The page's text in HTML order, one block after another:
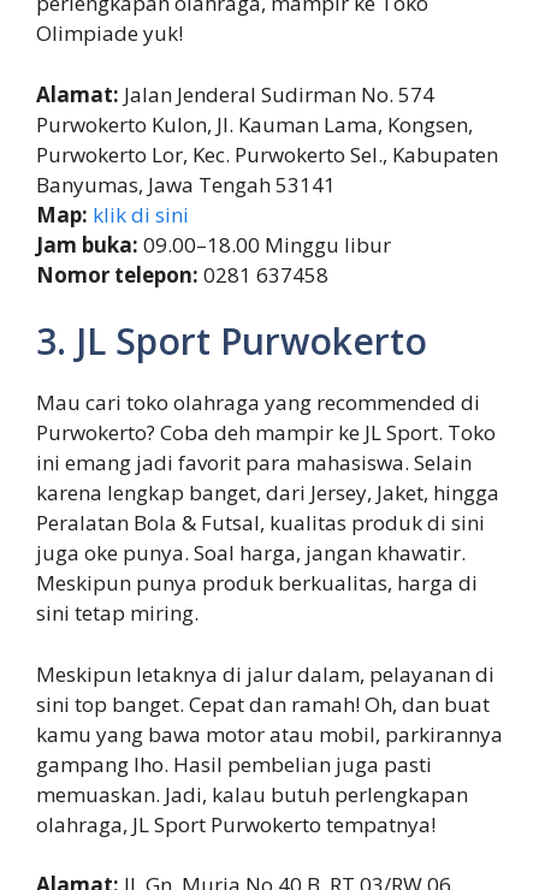
Olimpiade yuk!
Alamat: Jalan Jenderal Sudirman No. 574
Purwokerto Kulon, Jl. Kauman Lama, Kongsen,
Purwokerto Lor, Kec. Purwokerto Sel., Kabupaten
Banyumas, Jawa Tengah 53141
Map: klik di sini
Jam buka: 09.00–18.00 Minggu libur
Nomor telepon: 0281 637458
3. JL Sport Purwokerto
Mau cari toko olahraga yang recommended di
Purwokerto? Coba deh mampir ke JL Sport. Toko
ini emang jadi favorit para mahasiswa. Selain
karena lengkap banget, dari Jersey, Jaket, hingga
Peralatan Bola & Futsal, kualitas produk di sini
juga oke punya. Soal harga, jangan khawatir.
Meskipun punya produk berkualitas, harga di
sini tetap miring.
Meskipun letaknya di jalur dalam, pelayanan di
sini top banget. Cepat dan ramah! Oh, dan buat
kamu yang bawa motor atau mobil, parkirannya
gampang lho. Hasil pembelian juga pasti
memuaskan. Jadi, kalau butuh perlengkapan
olahraga, JL Sport Purwokerto tempatnya!